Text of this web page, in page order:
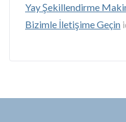
Yay Şekillendirme
Bizimle İletişime Geçin